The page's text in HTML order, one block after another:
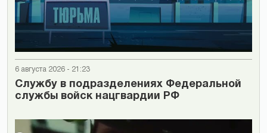
6 августа 2026 - 21:23
Cлужбу в подразделениях Федеральной
службы войск нацгвардии РФ